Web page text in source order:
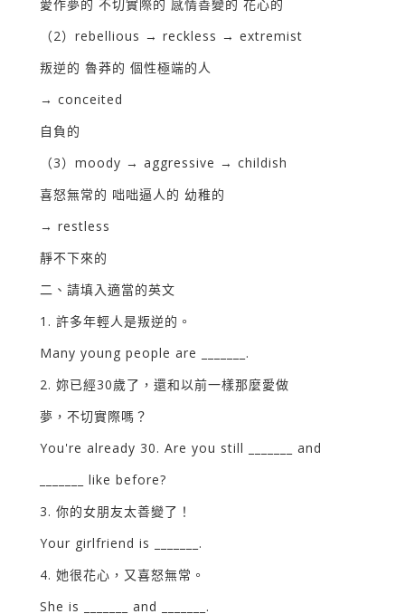
愛作夢的 不切實際的 感情善變的 花心的
（2）rebellious → reckless → extremist
叛逆的 魯莽的 個性極端的人
→ conceited
自負的
（3）moody → aggressive → childish
喜怒無常的 咄咄逼人的 幼稚的
→ restless
靜不下來的
二、請填入適當的英文
1. 許多年輕人是叛逆的。
Many young people are _______.
2. 妳已經30歲了，還和以前一樣那麼愛做
夢，不切實際嗎？
You're already 30. Are you still _______ and
_______ like before?
3. 你的女朋友太善變了！
Your girlfriend is _______.
4. 她很花心，又喜怒無常。
She is _______ and _______.